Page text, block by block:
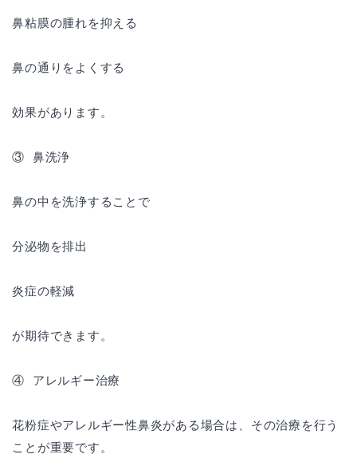
鼻粘膜の腫れを抑える
鼻の通りをよくする
効果があります。
③ 鼻洗浄
鼻の中を洗浄することで
分泌物を排出
炎症の軽減
が期待できます。
④ アレルギー治療
花粉症やアレルギー性鼻炎がある場合は、その治療を行う
ことが重要です。